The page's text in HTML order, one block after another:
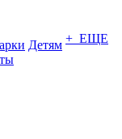
Детям + ЕЩЕ